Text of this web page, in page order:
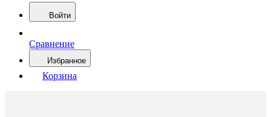
Войти
Сравнение
Избранное
Корзина